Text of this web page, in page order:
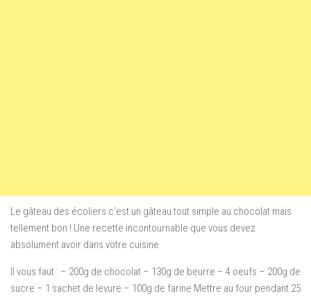
Le gâteau des écoliers c’est un gâteau tout simple au chocolat mais
tellement bon ! Une recette incontournable que vous devez
absolument avoir dans votre cuisine
Il vous faut : – 200g de chocolat – 130g de beurre – 4 oeufs – 200g de
sucre – 1 sachet de levure – 100g de farine Mettre au four pendant 25